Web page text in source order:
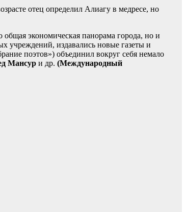
отец определил Алиагу в медресе, но
экономическая панорама города, но и
учреждений, издавались новые газеты и
поэ­тов») объединил вокруг себя немало
Мансур и др. (Международный